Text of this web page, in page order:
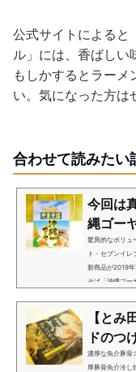
公式サイトによると
ル」には、香ばしい
もしかするとラー
い。気になった方は
合わせて読みたい
今回は
縄ゴー
驚異的なボリュ
ト・セブンイ
新商品が2019
そば「沖縄ゴー
【と
ドのつ
濃厚な魚介豚骨
厚豚骨魚介冷し